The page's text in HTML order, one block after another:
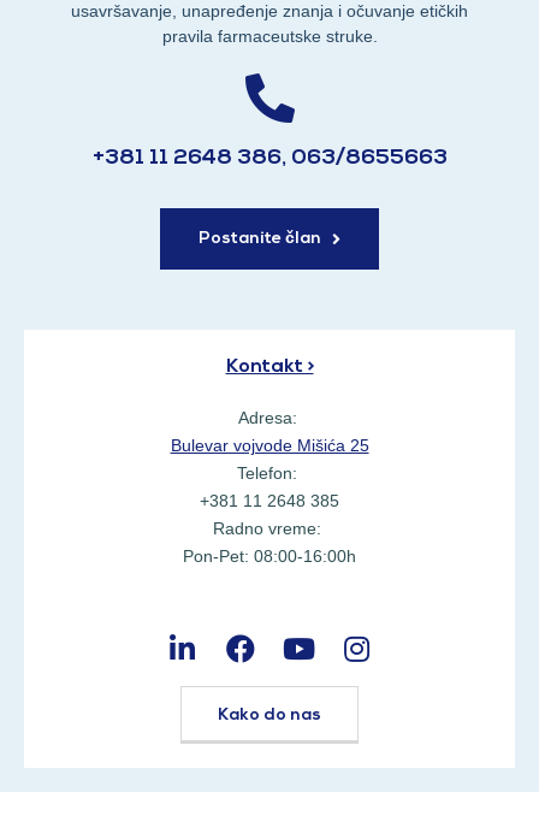
usavršavanje, unapređenje znanja i očuvanje etičkih
pravila farmaceutske struke.
+381 11 2648 386, 063/8655663
Postanite član
Kontakt >
Adresa:
Bulevar vojvode Mišića 25
Telefon:
+381 11 2648 385
Radno vreme:
Pon-Pet: 08:00-16:00h
Kako do nas